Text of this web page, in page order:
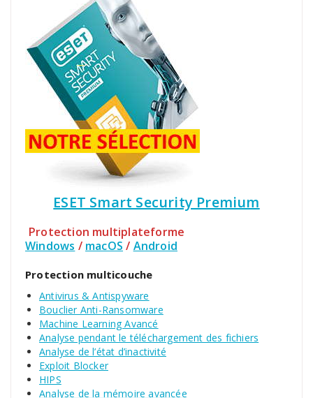
ESET Smart Security Premium
Protection multiplateforme
Windows / macOS / Android
Protection multicouche
Antivirus & Antispyware
Bouclier Anti-Ransomware
Machine Learning Avancé
Analyse pendant le téléchargement des fichiers
Analyse de l’état d’inactivité
Exploit Blocker
HIPS
Analyse de la mémoire avancée